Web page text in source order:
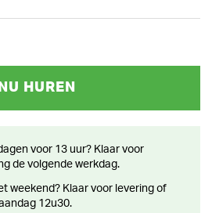
NU HUREN
de volgende werkdag.
12u30.